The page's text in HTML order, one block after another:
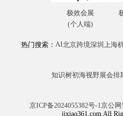
热门搜索： AI北京跨境深圳 上海
知识树初海视野展会排
京ICP备2024055382号-1京公网
jixiao361.com All
极效会展
(个人端)